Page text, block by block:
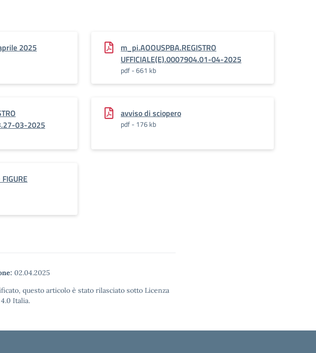
2025
m_pi.AOOUSPBA.REGISTRO
UFFICIALE(E).0007904.01-04-2025
pdf - 661 kb
03-2025
avviso di sciopero
pdf - 176 kb
02.04.2025
questo articolo è stato rilasciato sotto Licenza
Italia.